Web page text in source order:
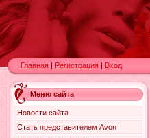
Главная | Регистрация | Вход
Меню сайта
Новости сайта
Стать представителем Avon